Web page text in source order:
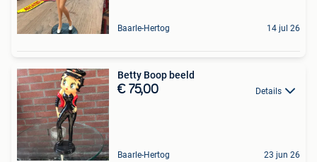
Baarle-Hertog 14 jul 26
Betty Boop beeld
€ 75,00 Details
Baarle-Hertog 23 jun 26